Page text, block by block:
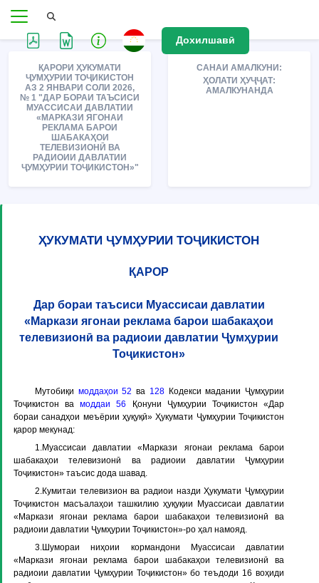
Дохилшавӣ
ҚАРОРИ ҲУКУМАТИ
ҶУМҲУРИИ ТОҶИКИСТОН
АЗ 2 ЯНВАРИ СОЛИ 2026,
№ 1 "ДАР БОРАИ ТАЪСИСИ
МУАССИСАИ ДАВЛАТИИ
«МАРКАЗИ ЯГОНАИ
РЕКЛАМА БАРОИ
ШАБАКАҲОИ
ТЕЛЕВИЗИОНӢ ВА
РАДИОИИ ДАВЛАТИИ
ҶУМҲУРИИ ТОҶИКИСТОН»"
САНАИ АМАЛКУНИ:
ҲОЛАТИ ҲУҶҶАТ:
АМАЛКУНАНДА
ҲУКУМАТИ ҶУМҲУРИИ ТОҶИКИСТОН
ҚАРОР
Дар бораи таъсиси Муассисаи давлатии
«Маркази ягонаи реклама барои шабакаҳои
телевизионӣ ва радиоии давлатии Ҷумҳурии
Тоҷикистон»
Мутобиқи моддаҳои 52 ва 128Кодекси мадании Ҷумҳурии
Тоҷикистон вамоддаи 56
Қонуни Ҷумҳурии Тоҷикистон «Дар
бораи санадҳои меъёрии ҳуқуқӣ» Ҳукумати Ҷумҳурии Тоҷикистон
қарор мекунад:
1.Муассисаи давлатии «Маркази ягонаи реклама барои
шабакаҳои телевизионӣ ва радиоии давлатии Ҷумҳурии
Тоҷикистон» таъсис дода шавад.
2.Кумитаи телевизион ва радиои назди Ҳукумати Ҷумҳурии
Тоҷикистон масъалаҳои ташкилию ҳуқуқии Муассисаи давлатии
«Маркази ягонаи реклама барои шабакаҳои телевизионӣ ва
радиоии давлатии Ҷумҳурии Тоҷикистон»-ро ҳал намояд.
3.Шумораи ниҳоии кормандони Муассисаи давлатии
«Маркази ягонаи реклама барои шабакаҳои телевизионӣ ва
радиоии давлатии Ҷумҳурии Тоҷикистон» бо теъдоди 16 воҳиди